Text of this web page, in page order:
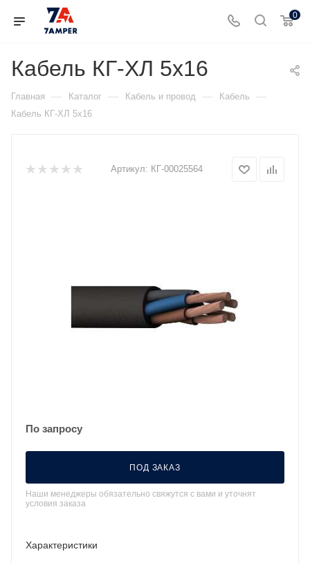
0
Кабель КГ-ХЛ 5х16
Главная — Каталог — Кабель и провод — Кабель —
Кабель КГ-ХЛ 5х16
Артикул: КГ-00025564
По запросу
ПОД ЗАКАЗ
Наши менеджеры обязательно свяжутся с вами и уточнят
условия заказа
Характеристики